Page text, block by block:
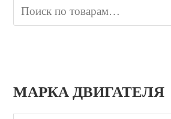
МАРКА ДВИГАТЕЛЯ